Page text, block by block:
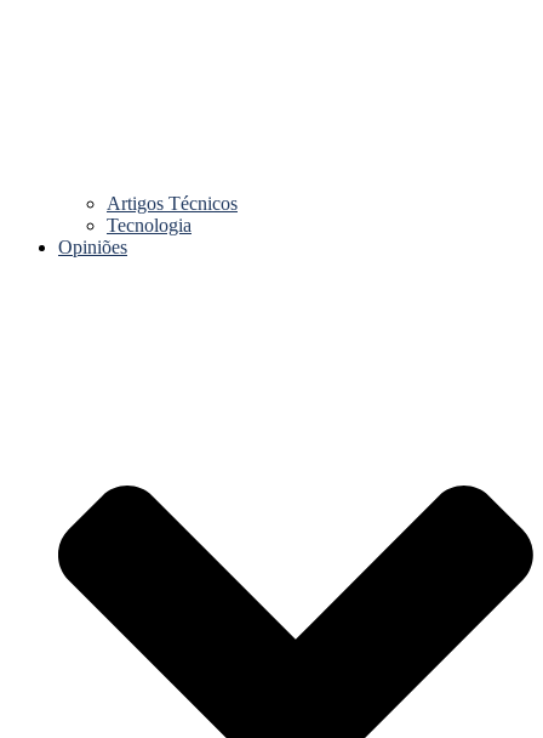
Artigos Técnicos
Tecnologia
Opiniões